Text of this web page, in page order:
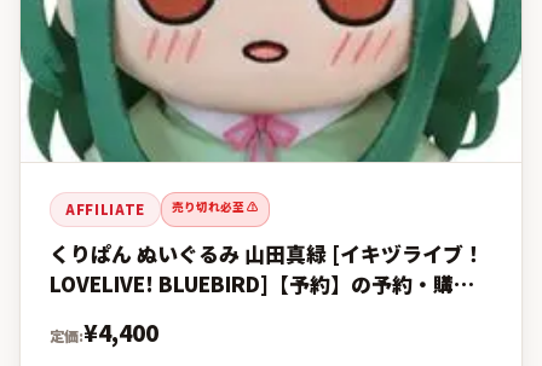
AFFILIATE 売り切れ必至 ⚠️
くりぱん ぬいぐるみ 山田真緑 [イキヅライブ！
LOVELIVE! BLUEBIRD]【予約】の予約・購入
日
定価:¥4,400